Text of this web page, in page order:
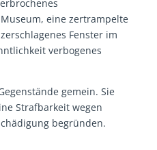
eine zertrampelte
Fenster im
verbogenes
gemein. Sie
Strafbarkeit wegen
begründen.